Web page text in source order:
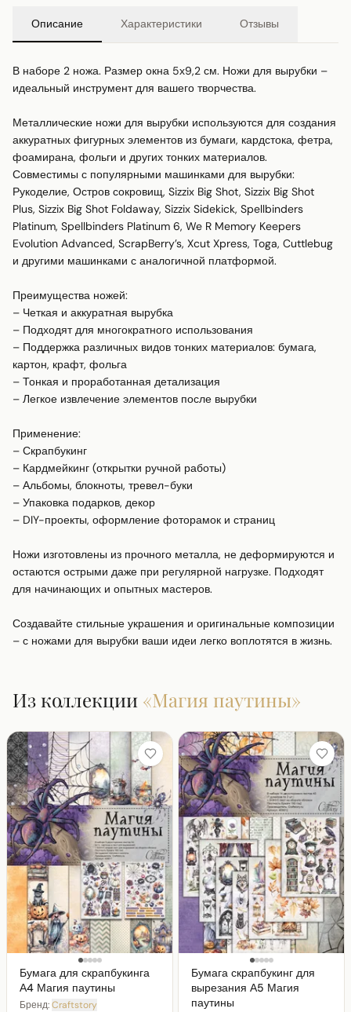
Описание Характеристики Отзывы
В наборе 2 ножа. Размер окна 5х9,2 см. Ножи для вырубки –
идеальный инструмент для вашего творчества.
Металлические ножи для вырубки используются для создания
аккуратных фигурных элементов из бумаги, кардстока, фетра,
фоамирана, фольги и других тонких материалов.
Совместимы с популярными машинками для вырубки:
Рукоделие, Остров сокровищ, Sizzix Big Shot, Sizzix Big Shot
Plus, Sizzix Big Shot Foldaway, Sizzix Sidekick, Spellbinders
Platinum, Spellbinders Platinum 6, We R Memory Keepers
Evolution Advanced, ScrapBerry’s, Xcut Xpress, Toga, Cuttlebug
и другими машинками с аналогичной платформой.
Преимущества ножей:
– Четкая и аккуратная вырубка
– Подходят для многократного использования
– Поддержка различных видов тонких материалов: бумага,
картон, крафт, фольга
– Тонкая и проработанная детализация
– Легкое извлечение элементов после вырубки
Применение:
– Скрапбукинг
– Кардмейкинг (открытки ручной работы)
– Альбомы, блокноты, тревел-буки
– Упаковка подарков, декор
– DIY-проекты, оформление фоторамок и страниц
Ножи изготовлены из прочного металла, не деформируются и
остаются острыми даже при регулярной нагрузке. Подходят
для начинающих и опытных мастеров.
Создавайте стильные украшения и оригинальные композиции
– с ножами для вырубки ваши идеи легко воплотятся в жизнь.
Из коллекции «Магия паутины»
Бумага для скрапбукинга
А4 Магия паутины
Бренд:Craftstory
Бумага скрапбукинг для
вырезания А5 Магия
паутины